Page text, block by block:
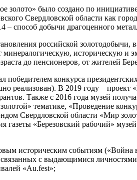
золото» было создано по
Свердловской области как
– способ добычи драгоценного
российской
минералогическую, историческую
до пенсионеров, от жителей
победителем конкурса
реализован). В 2019 году –
Также с 2016 года музей
тематике, «Проведение
Свердловской области «Мир
газеты «Березовский рабочий»
историческим событиям
связанных с выдающимися
«Au.fest»;